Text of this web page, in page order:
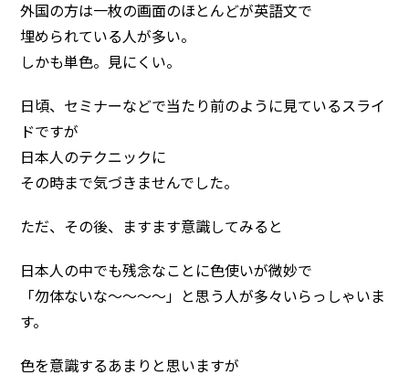
外国の方は一枚の画面のほとんどが英語文で
埋められている人が多い。
しかも単色。見にくい。
日頃、セミナーなどで当たり前のように見ているスライ
ドですが
日本人のテクニックに
その時まで気づきませんでした。
ただ、その後、ますます意識してみると
日本人の中でも残念なことに色使いが微妙で
「勿体ないな～～～～」と思う人が多々いらっしゃいま
す。
色を意識するあまりと思いますが